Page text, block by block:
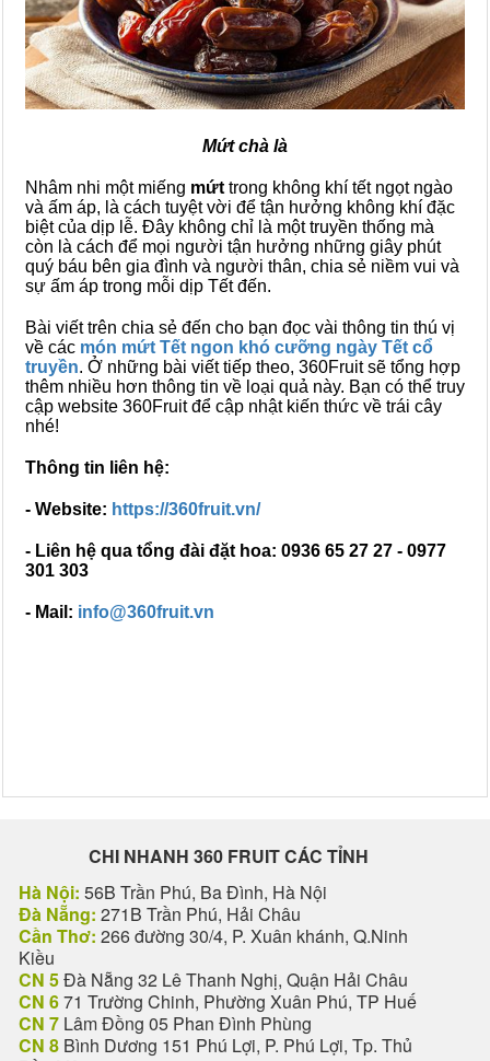
Mứt chà là
Nhâm nhi một miếng mứt trong không khí tết ngọt ngào
và ấm áp, là cách tuyệt vời để tận hưởng không khí đặc
biệt của dịp lễ. Đây không chỉ là một truyền thống mà
còn là cách để mọi người tận hưởng những giây phút
quý báu bên gia đình và người thân, chia sẻ niềm vui và
sự ấm áp trong mỗi dịp Tết đến.
Bài viết trên chia sẻ đến cho bạn đọc vài thông tin thú vị
về các món mứt Tết ngon khó cưỡng ngày Tết cổ
truyền. Ở những bài viết tiếp theo, 360Fruit sẽ tổng hợp
thêm nhiều hơn thông tin về loại quả này. Bạn có thể truy
cập website 360Fruit để cập nhật kiến thức về trái cây
nhé!
Thông tin liên hệ:
- Website: https://360fruit.vn/
- Liên hệ qua tổng đài đặt hoa: 0936 65 27 27 - 0977
301 303
- Mail: info@360fruit.vn
CHI NHANH 360 FRUIT CÁC TỈNH
Hà Nội: 56B Trần Phú, Ba Đình, Hà Nội
Đà Nẵng: 271B Trần Phú, Hải Châu
Cần Thơ: 266 đường 30/4, P. Xuân khánh, Q.Ninh
Kiều
CN 5Đà Nẵng 32 Lê Thanh Nghị, Quận Hải Châu
CN 671 Trường Chinh, Phường Xuân Phú, TP Huế
CN 7 Lâm Đồng 05 Phan Đình Phùng
CN 8 Bình Dương 151 Phú Lợi, P. Phú Lợi, Tp. Thủ